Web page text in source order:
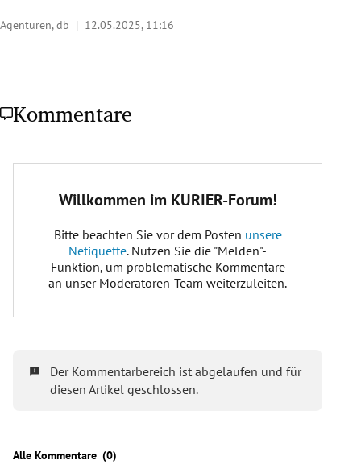
Agenturen, db | 12.05.2025, 11:16
Kommentare